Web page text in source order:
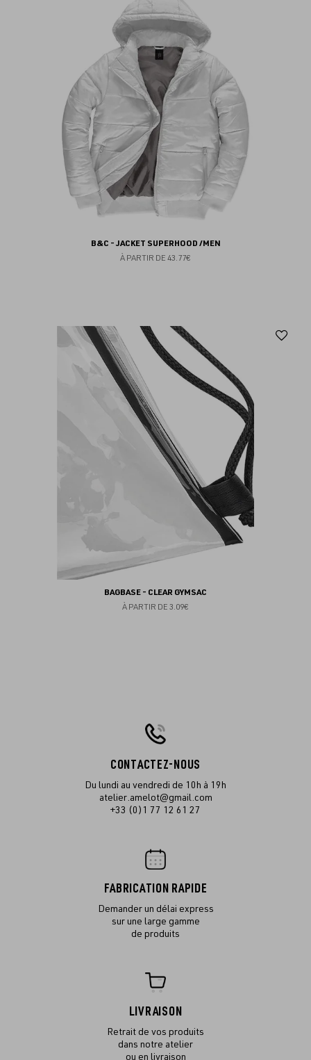
B&C - JACKET SUPERHOOD /MEN
À PARTIR DE 43.77€
BAGBASE - CLEAR GYMSAC
À PARTIR DE 3.09€
CONTACTEZ-NOUS
Du lundi au vendredi de 10h à 19h
atelier.amelot@gmail.com
+33 (0)1 77 12 61 27
FABRICATION RAPIDE
Demander un délai express
sur une large gamme
de produits
LIVRAISON
Retrait de vos produits
dans notre atelier
ou en livraison